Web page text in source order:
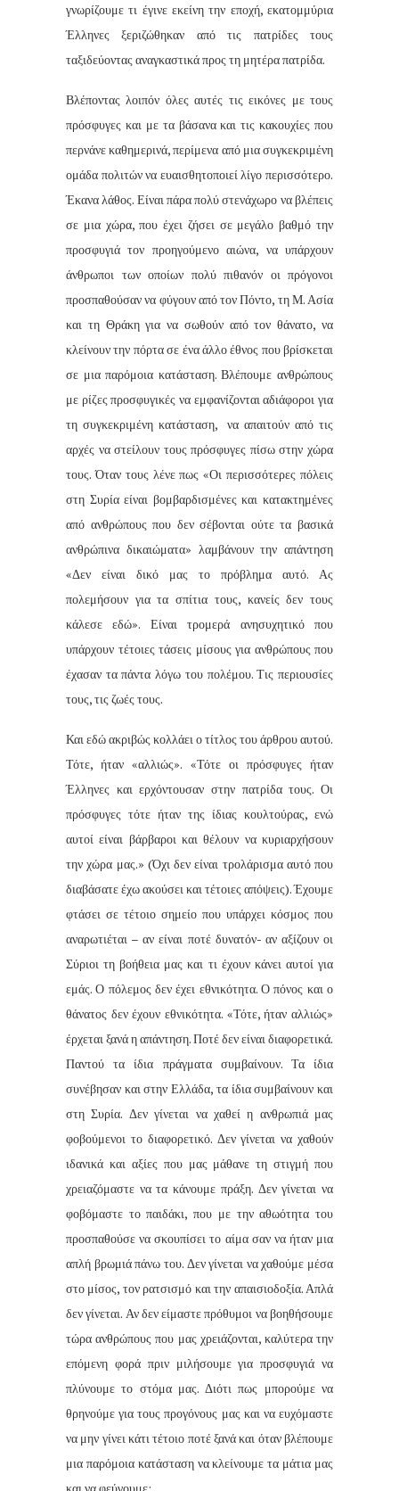
γνωρίζουμε τι έγινε εκείνη την εποχή, εκατομμύρια
Έλληνες ξεριζώθηκαν από τις πατρίδες τους
ταξιδεύοντας αναγκαστικά προς τη μητέρα πατρίδα.
Βλέποντας λοιπόν όλες αυτές τις εικόνες με τους
πρόσφυγες και με τα βάσανα και τις κακουχίες που
περνάνε καθημερινά, περίμενα από μια συγκεκριμένη
ομάδα πολιτών να ευαισθητοποιεί λίγο περισσότερο.
Έκανα λάθος. Είναι πάρα πολύ στενάχωρο να βλέπεις
σε μια χώρα, που έχει ζήσει σε μεγάλο βαθμό την
προσφυγιά τον προηγούμενο αιώνα, να υπάρχουν
άνθρωποι των οποίων πολύ πιθανόν οι πρόγονοι
προσπαθούσαν να φύγουν από τον Πόντο, τη Μ. Ασία
και τη Θράκη για να σωθούν από τον θάνατο, να
κλείνουν την πόρτα σε ένα άλλο έθνος που βρίσκεται
σε μια παρόμοια κατάσταση. Βλέπουμε ανθρώπους
με ρίζες προσφυγικές να εμφανίζονται αδιάφοροι για
τη συγκεκριμένη κατάσταση,
να απαιτούν από τις
αρχές να στείλουν τους πρόσφυγες πίσω στην χώρα
τους. Όταν τους λένε πως «Οι περισσότερες πόλεις
στη Συρία είναι βομβαρδισμένες και κατακτημένες
από ανθρώπους που δεν σέβονται ούτε τα βασικά
ανθρώπινα δικαιώματα» λαμβάνουν την απάντηση
«Δεν είναι δικό μας το πρόβλημα αυτό. Ας
πολεμήσουν για τα σπίτια τους, κανείς δεν τους
κάλεσε εδώ». Είναι τρομερά ανησυχητικό που
υπάρχουν τέτοιες τάσεις μίσους για ανθρώπους που
έχασαν τα πάντα λόγω του πολέμου. Τις περιουσίες
τους, τις ζωές τους.
Και εδώ ακριβώς κολλάει ο τίτλος του άρθρου αυτού.
Τότε, ήταν «αλλιώς». «Τότε οι πρόσφυγες ήταν
Έλληνες και ερχόντουσαν στην πατρίδα τους. Οι
πρόσφυγες τότε ήταν της ίδιας κουλτούρας, ενώ
αυτοί είναι βάρβαροι και θέλουν να κυριαρχήσουν
την χώρα μας.» (Όχι δεν είναι τρολάρισμα αυτό που
διαβάσατε έχω ακούσει και τέτοιες απόψεις). Έχουμε
φτάσει σε τέτοιο σημείο που υπάρχει κόσμος που
αναρωτιέται – αν είναι ποτέ δυνατόν- αν αξίζουν οι
Σύριοι τη βοήθεια μας και τι έχουν κάνει αυτοί για
εμάς. Ο πόλεμος δεν έχει εθνικότητα. Ο πόνος και ο
θάνατος δεν έχουν εθνικότητα. «Τότε, ήταν αλλιώς»
έρχεται ξανά η απάντηση. Ποτέ δεν είναι διαφορετικά.
Παντού τα ίδια πράγματα συμβαίνουν. Τα ίδια
συνέβησαν και στην Ελλάδα, τα ίδια συμβαίνουν και
στη Συρία. Δεν γίνεται να χαθεί η ανθρωπιά μας
φοβούμενοι το διαφορετικό. Δεν γίνεται να χαθούν
ιδανικά και αξίες που μας μάθανε τη στιγμή που
χρειαζόμαστε να τα κάνουμε πράξη. Δεν γίνεται να
φοβόμαστε το παιδάκι, που με την αθωότητα του
προσπαθούσε να σκουπίσει το αίμα σαν να ήταν μια
απλή βρωμιά πάνω του. Δεν γίνεται να χαθούμε μέσα
στο μίσος, τον ρατσισμό και την απαισιοδοξία. Απλά
δεν γίνεται. Αν δεν είμαστε πρόθυμοι να βοηθήσουμε
τώρα ανθρώπους που μας χρειάζονται, καλύτερα την
επόμενη φορά πριν μιλήσουμε για προσφυγιά να
πλύνουμε το στόμα μας. Διότι πως μπορούμε να
θρηνούμε για τους προγόνους μας και να ευχόμαστε
να μην γίνει κάτι τέτοιο ποτέ ξανά και όταν βλέπουμε
μια παρόμοια κατάσταση να κλείνουμε τα μάτια μας